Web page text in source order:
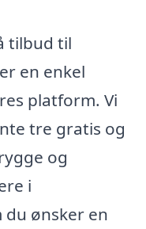
tilbud til
en enkel
platform. Vi
tre gratis og
og
i
ønsker en